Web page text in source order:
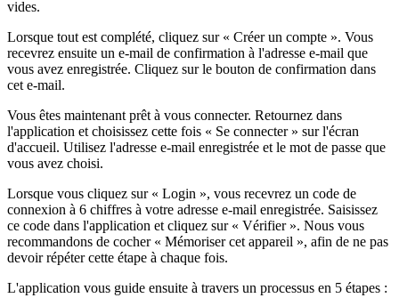
vides.
Lorsque tout est complété, cliquez sur « Créer un compte ». Vous
recevrez ensuite un e-mail de confirmation à l'adresse e-mail que
vous avez enregistrée. Cliquez sur le bouton de confirmation dans
cet e-mail.
Vous êtes maintenant prêt à vous connecter. Retournez dans
l'application et choisissez cette fois « Se connecter » sur l'écran
d'accueil. Utilisez l'adresse e-mail enregistrée et le mot de passe que
vous avez choisi.
Lorsque vous cliquez sur « Login », vous recevrez un code de
connexion à 6 chiffres à votre adresse e-mail enregistrée. Saisissez
ce code dans l'application et cliquez sur « Vérifier ». Nous vous
recommandons de cocher « Mémoriser cet appareil », afin de ne pas
devoir répéter cette étape à chaque fois.
L'application vous guide ensuite à travers un processus en 5 étapes :